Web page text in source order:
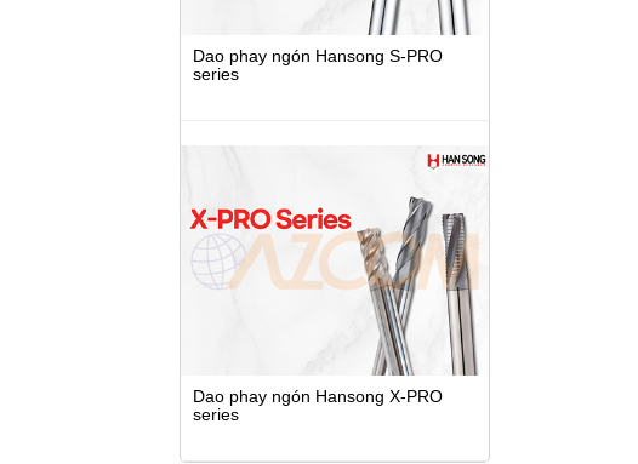
Dao phay ngón Hansong S-PRO
series
Dao phay ngón Hansong X-PRO
series